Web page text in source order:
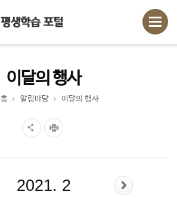
이달의 행사
홈 알림마당 이달의 행사
2021. 2